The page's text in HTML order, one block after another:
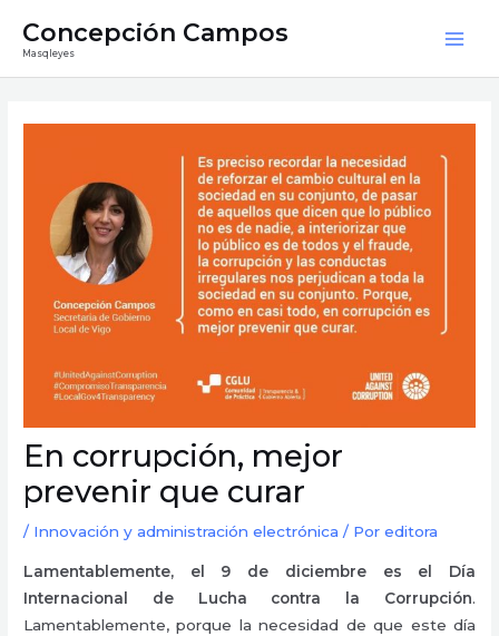
Concepción Campos
Masqleyes
En corrupción, mejor
prevenir que curar
/ Innovación y administración electrónica / Poreditora
Lamentablemente, el 9 de diciembre es el Día
Internacional de Lucha contra la Corrupción.
Lamentablemente, porque la necesidad de que este día